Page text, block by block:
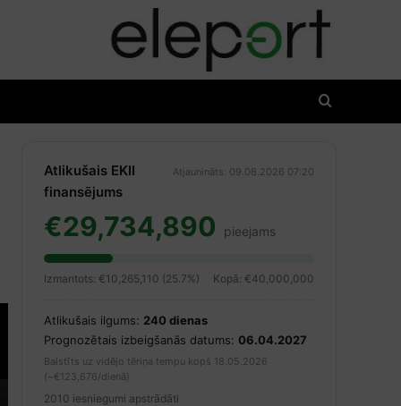
Atlikušais EKII
finansējums
Atjaunināts: 09.08.2026 07:20
€29,734,890 pieejams
Izmantots: €10,265,110 (25.7%) Kopā: €40,000,000
Atlikušais ilgums: 240 dienas
Prognozētais izbeigšanās datums: 06.04.2027
Balstīts uz vidējo tēriņa tempu kopš 18.05.2026
(~€123,676/dienā)
2010 iesniegumi apstrādāti